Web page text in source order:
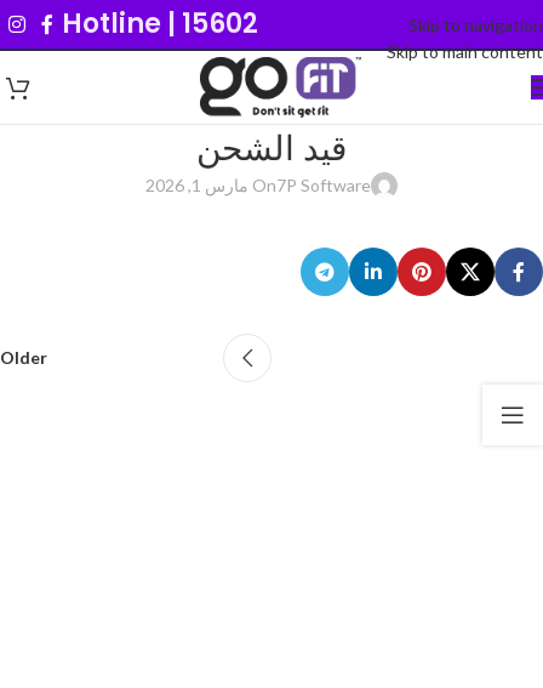
Skip to navigation
Skip to main content
Hotline | 15602
قيد الشحن
7P SoftwareOn مارس 1, 2026
Older